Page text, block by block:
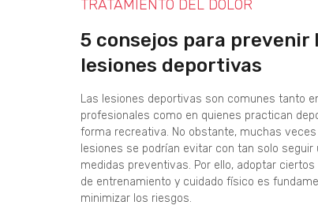
TRATAMIENTO DEL DOLOR
5 consejos para prevenir
lesiones deportivas
Las lesiones deportivas son comunes tanto
profesionales como en quienes practican
forma recreativa. No obstante, muchas
lesiones se podrían evitar con tan solo seguir
medidas preventivas. Por ello, adoptar ciertos
de entrenamiento y cuidado físico es
minimizar los riesgos.